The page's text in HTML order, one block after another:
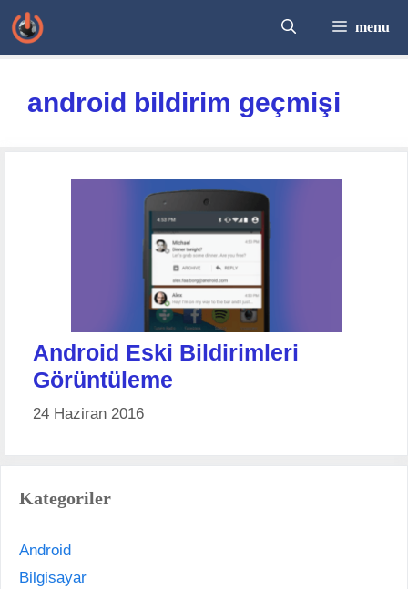
İçeriğe
atla
menu
android bildirim geçmişi
Android Eski Bildirimleri
Görüntüleme
24 Haziran 2016
Kategoriler
Android
Bilgisayar